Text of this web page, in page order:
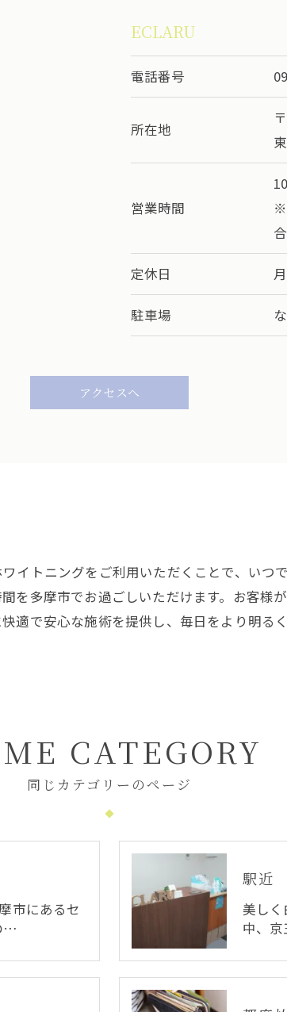
ECLARU
電話番号
所在地
営業時間
定休日
駐車場
アクセスへ
イトニングをご利用いただくことで、いつ
を多摩市でお過ごしいただけます。お客様
適で安心な施術を提供し、毎日をより明る
同じカテゴリーのページ
CATEGORY
市にあるセ
…
駅近
美し
中、